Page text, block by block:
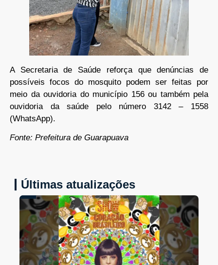
A Secretaria de Saúde reforça que denúncias de
possíveis focos do mosquito podem ser feitas por
meio da ouvidoria do município 156 ou também pela
ouvidoria da saúde pelo número 3142 – 1558
(WhatsApp).
Fonte: Prefeitura de Guarapuava
Últimas atualizações